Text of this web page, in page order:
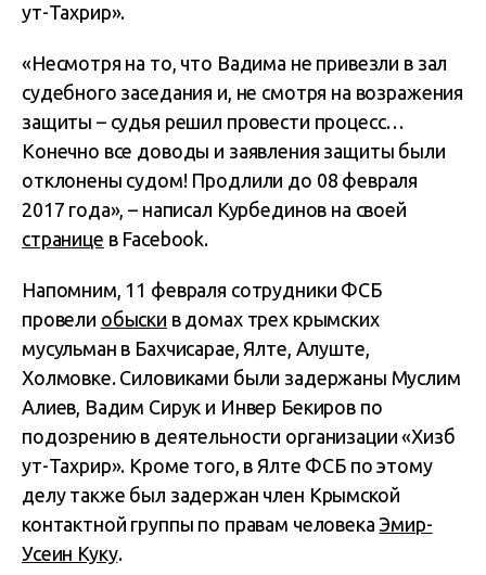
ут-Тахрир».
«Несмотря на то, что Вадима не привезли в зал
судебного заседания и, не смотря на возражения
защиты – судья решил провести процесс…
Конечно все доводы и заявления защиты были
отклонены судом! Продлили до 08 февраля
2017 года», – написал Курбединов на своей
странице в Facebook.
Напомним, 11 февраля сотрудники ФСБ
провели обыски в домах трех крымских
мусульман в Бахчисарае, Ялте, Алуште,
Холмовке. Силовиками были задержаны Муслим
Алиев, Вадим Сирук и Инвер Бекиров по
подозрению в деятельности организации «Хизб
ут-Тахрир». Кроме того, в Ялте ФСБ по этому
делу также был задержан член Крымской
контактной группы по правам человека Эмир-
Усеин Куку.